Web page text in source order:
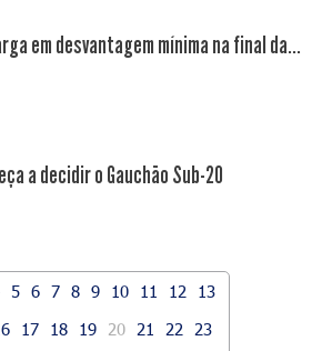
em desvantagem mínima na final da...
a decidir o Gauchão Sub-20
5 6 7 8 9 10 11 12
13
17 18 19 20 21 22
23